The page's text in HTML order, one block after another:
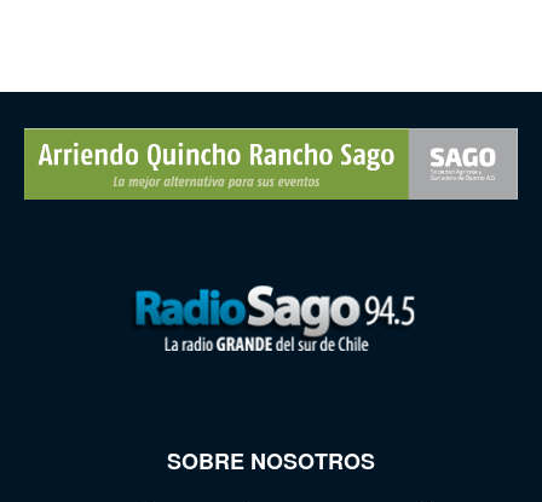
SOBRE NOSOTROS